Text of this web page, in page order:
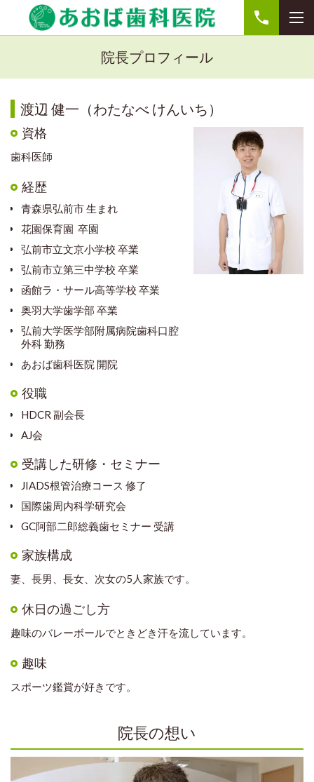
院長プロフィール
渡辺 健一（わたなべ けんいち）
資格
歯科医師
経歴
青森県弘前市 生まれ
花園保育園 卒園
弘前市立文京小学校 卒業
弘前市立第三中学校 卒業
函館ラ・サール高等学校 卒業
奥羽大学歯学部 卒業
弘前大学医学部附属病院歯科口腔
外科 勤務
あおば歯科医院 開院
役職
HDCR 副会長
AJ会
受講した研修・セミナー
JIADS根管治療コース 修了
国際歯周内科学研究会
GC阿部二郎総義歯セミナー 受講
家族構成
妻、長男、長女、次女の5人家族です。
休日の過ごし方
趣味のバレーボールでときどき汗を流しています。
趣味
スポーツ鑑賞が好きです。
院長の想い